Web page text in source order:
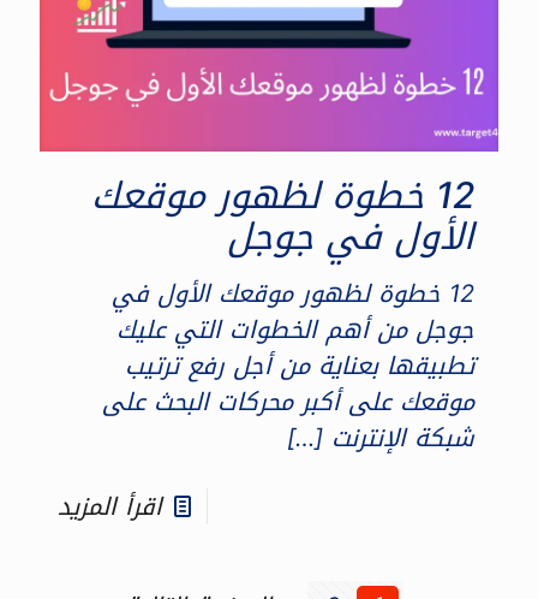
12 خطوة لظهور موقعك
الأول في جوجل
12 خطوة لظهور موقعك الأول في
جوجل من أهم الخطوات التي عليك
تطبيقها بعناية من أجل رفع ترتيب
موقعك على أكبر محركات البحث على
شبكة الإنترنت […]
اقرأ المزيد